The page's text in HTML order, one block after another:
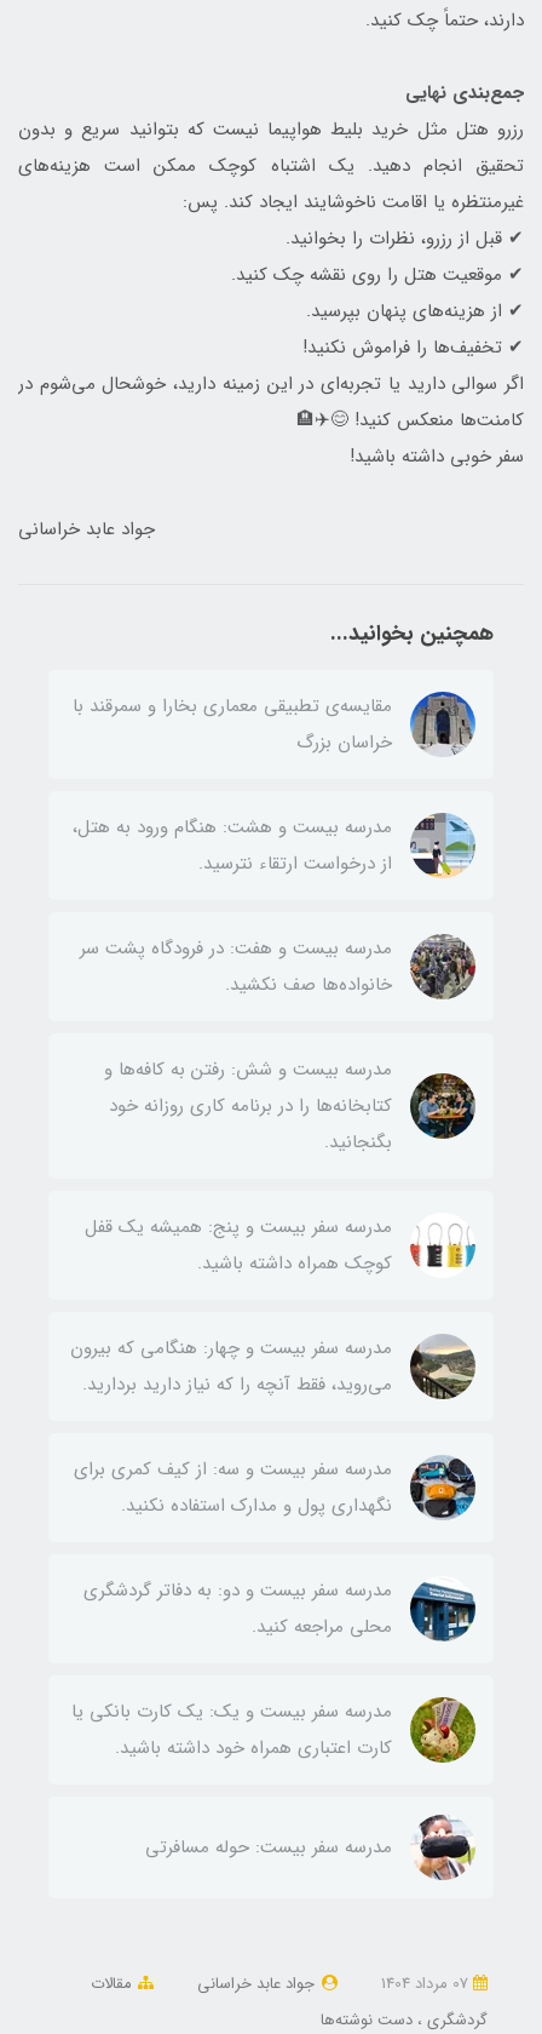
دارند، حتماً چک کنید.
جمع‌بندی نهایی
رزرو هتل مثل خرید بلیط هواپیما نیست که بتوانید سریع و بدون
تحقیق انجام دهید. یک اشتباه کوچک ممکن است هزینه‌های
غیرمنتظره یا اقامت ناخوشایند ایجاد کند. پس:
✔ قبل از رزرو، نظرات را بخوانید.
✔ موقعیت هتل را روی نقشه چک کنید.
✔ از هزینه‌های پنهان بپرسید.
✔ تخفیف‌ها را فراموش نکنید!
اگر سوالی دارید یا تجربه‌ای در این زمینه دارید، خوشحال می‌شوم در
کامنت‌ها منعکس کنید! 😊✈️🏨
سفر خوبی داشته باشید!
جواد عابد خراسانی
همچنین بخوانید...
مقایسه‌ی تطبیقی معماری بخارا و سمرقند با
خراسان بزرگ
مدرسه بیست و هشت: هنگام ورود به هتل،
از درخواست ارتقاء نترسید.
مدرسه بیست و هفت: در فرودگاه‌ پشت سر
خانواده‌ها صف نکشید.
مدرسه بیست و شش: رفتن به کافه‌ها و
کتابخانه‌ها را در برنامه کاری روزانه خود
بگنجانید.
مدرسه سفر بیست و پنج: همیشه یک قفل
کوچک همراه داشته باشید.
مدرسه سفر بیست و چهار: هنگامی که بیرون
می‌روید، فقط آنچه را که نیاز دارید بردارید.
مدرسه سفر بیست و سه: از کیف کمری برای
نگهداری پول و مدارک استفاده نکنید.
مدرسه سفر بیست و دو: به دفاتر گردشگری
محلی مراجعه کنید.
مدرسه سفر بیست و یک: یک کارت بانکی یا
کارت اعتباری همراه خود داشته باشید.
مدرسه سفر بیست: حوله مسافرتی
جواد عابد خراسانی
مقالات
گردشگری دست نوشته‌ها